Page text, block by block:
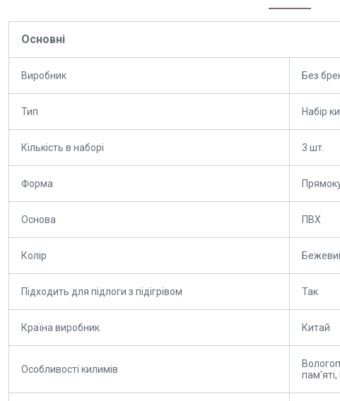
Основні
Виробник Без
Тип Набір
Кількість в наборі 3 шт.
Форма
Основа ПВХ
Колір
Підходить для підлоги з підігрівом Так
Країна виробник Китай
Особливості килимів